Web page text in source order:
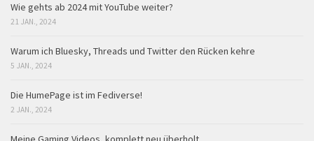
Wie gehts ab 2024 mit YouTube weiter?
21 JAN., 2024
Warum ich Bluesky, Threads und Twitter den Rücken kehre
5 JAN., 2024
Die HumePage ist im Fediverse!
2 JAN., 2024